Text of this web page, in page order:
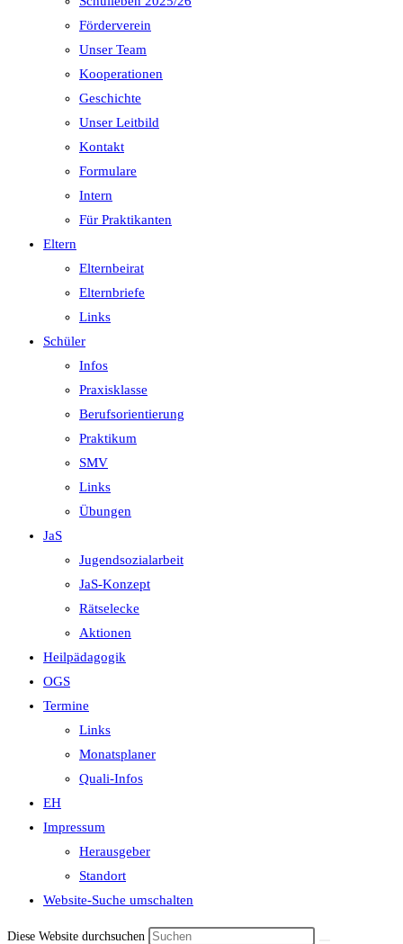
Förderverein
Unser Team
Kooperationen
Geschichte
Unser Leitbild
Kontakt
Formulare
Intern
Für Praktikanten
Eltern
Elternbeirat
Elternbriefe
Links
Schüler
Infos
Praxisklasse
Berufsorientierung
Praktikum
SMV
Links
Übungen
JaS
Jugendsozialarbeit
JaS-Konzept
Rätselecke
Aktionen
Heilpädagogik
OGS
Termine
Links
Monatsplaner
Quali-Infos
EH
Impressum
Herausgeber
Standort
Website-Suche umschalten
Diese Website durchsuchen